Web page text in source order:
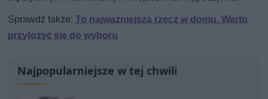
Sprawdź także:To najważniejsza rzecz w domu. Warto
przyłożyć się do wyboru
Najpopularniejsze w tej chwili